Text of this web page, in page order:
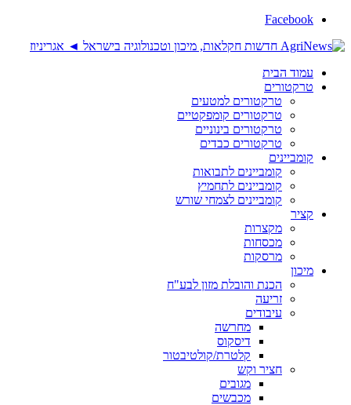
Facebook
עמוד הבית
טרקטורים
טרקטורים למטעים
טרקטורים קומפקטיים
טרקטורים בינוניים
טרקטורים כבדים
קומביינים
קומביינים לתבואות
קומביינים לתחמיץ
קומביינים לצמחי שורש
קציר
מקצרות
מכסחות
מרסקות
מיכון
הכנת והובלת מזון לבע"ח
זריעה
עיבודים
מחרשה
דיסקוס
קלטרת/קולטיבטור
חציר וקש
מגובים
מכבשים